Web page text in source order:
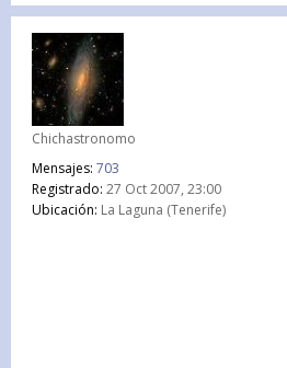
Chichastronomo
Mensajes: 703
Registrado: 27 Oct 2007, 23:00
Ubicación: La Laguna (Tenerife)